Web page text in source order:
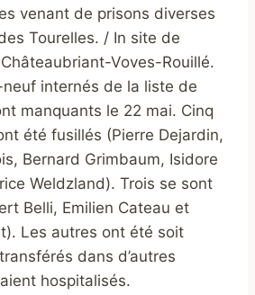
venant de prisons diverses
Tourelles. / In site de
Châteaubriant-Voves-Rouillé.
neuf internés de la liste de
manquants le 22 mai. Cinq
été fusillés (Pierre Dejardin,
Bernard Grimbaum, Isidore
Weldzland). Trois se sont
Belli, Emilien Cateau et
Les autres ont été soit
dans d’autres
hospitalisés.